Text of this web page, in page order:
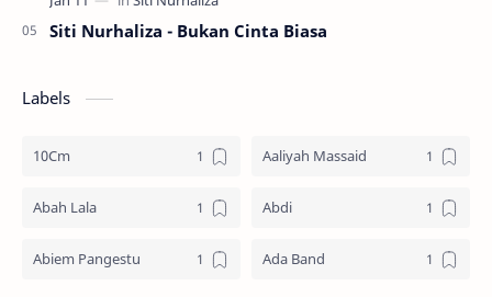
Siti Nurhaliza - Bukan Cinta Biasa
Labels
10Cm Aaliyah Massaid
Abah Lala Abdi
Abiem Pangestu Ada Band